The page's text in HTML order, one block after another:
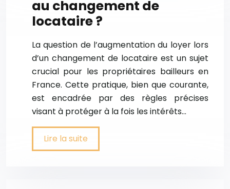
au changement de
locataire ?
La question de l’augmentation du loyer lors
d’un changement de locataire est un sujet
crucial pour les propriétaires bailleurs en
France. Cette pratique, bien que courante,
est encadrée par des règles précises
visant à protéger à la fois les intérêts…
Lire la suite